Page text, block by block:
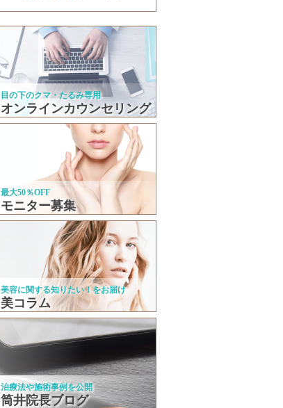
目の下のクマ・たるみ専用
オンラインカウンセリング
最大50％OFF
モニター募集
美容に関する知りたい！をお届け
美コラム
治療法や施術事例を公開
筒井院長ブログ